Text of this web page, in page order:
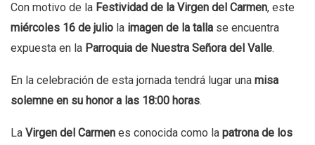
Con motivo de la Festividad de la Virgen del Carmen, este
miércoles 16 de julio la imagen de la talla se encuentra
expuesta en la Parroquia de Nuestra Señora del Valle.
En la celebración de esta jornada tendrá lugar una misa
solemne en su honor a las 18:00 horas.
La Virgen del Carmen es conocida como la patrona de los